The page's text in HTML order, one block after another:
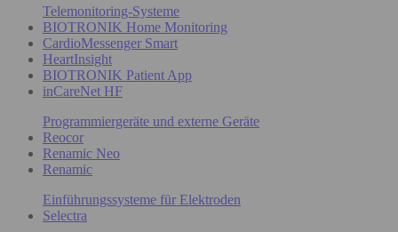
Telemonitoring-Systeme
BIOTRONIK Home Monitoring
CardioMessenger Smart
HeartInsight
BIOTRONIK Patient App
inCareNet HF
Programmiergeräte und externe Geräte
Reocor
Renamic Neo
Renamic
Einführungssysteme für Elektroden
Selectra